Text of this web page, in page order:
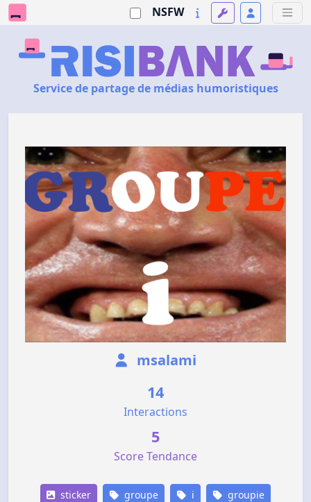
NSFW
Service de partage de médias humoristiques
msalami
14
Interactions
5
Score Tendance
sticker groupe i groupie